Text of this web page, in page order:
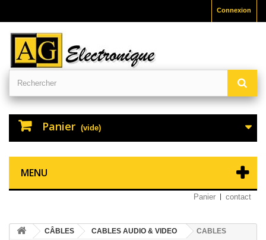
Connexion
Panier (vide)
MENU
Panier contact
CÂBLES CABLES AUDIO & VIDEO
CABLES